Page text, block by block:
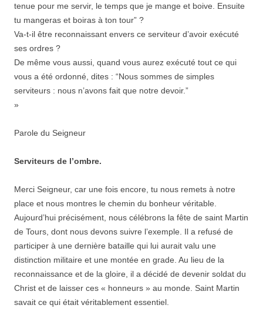
tenue pour me servir, le temps que je mange et boive. Ensuite
tu mangeras et boiras à ton tour” ?
Va-t-il être reconnaissant envers ce serviteur d’avoir exécuté
ses ordres ?
De même vous aussi, quand vous aurez exécuté tout ce qui
vous a été ordonné, dites : “Nous sommes de simples
serviteurs : nous n’avons fait que notre devoir.”
»
Parole du Seigneur
Serviteurs de l’ombre.
Merci Seigneur, car une fois encore, tu nous remets à notre
place et nous montres le chemin du bonheur véritable.
Aujourd’hui précisément, nous célébrons la fête de saint Martin
de Tours, dont nous devons suivre l’exemple. Il a refusé de
participer à une dernière bataille qui lui aurait valu une
distinction militaire et une montée en grade. Au lieu de la
reconnaissance et de la gloire, il a décidé de devenir soldat du
Christ et de laisser ces « honneurs » au monde. Saint Martin
savait ce qui était véritablement essentiel.